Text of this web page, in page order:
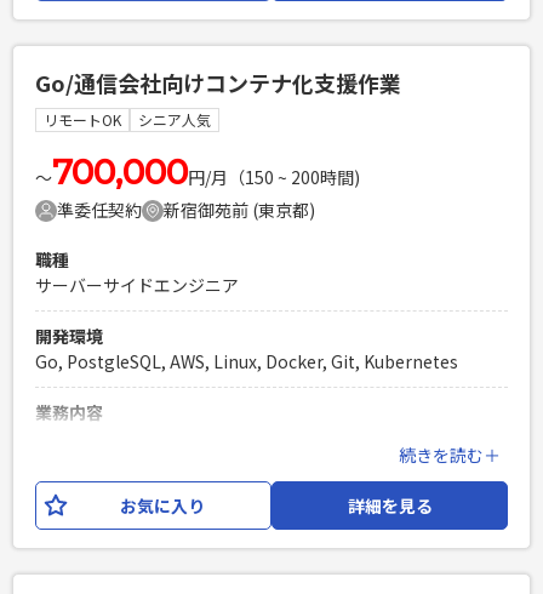
PHPを用いたWebサービスの開発経験4年以上
Laravelを用いた開発経験1年以上
Go/通信会社向けコンテナ化支援作業
リモートOK シニア人気
〜700,000円/月（150 ~ 200時間)
準委任契約
新宿御苑前 (東京都)
職種
サーバーサイドエンジニア
開発環境
Go, PostgleSQL, AWS, Linux, Docker, Git, Kubernetes
業務内容
ンドメインの人材募集です。 開発工程：基本設計～テスト 開
発環境：Go言語,Kubernetes,AWS,Linux,PosgreSQL,Git,SVN
など
続きを読む＋
お気に入り 詳細を見る